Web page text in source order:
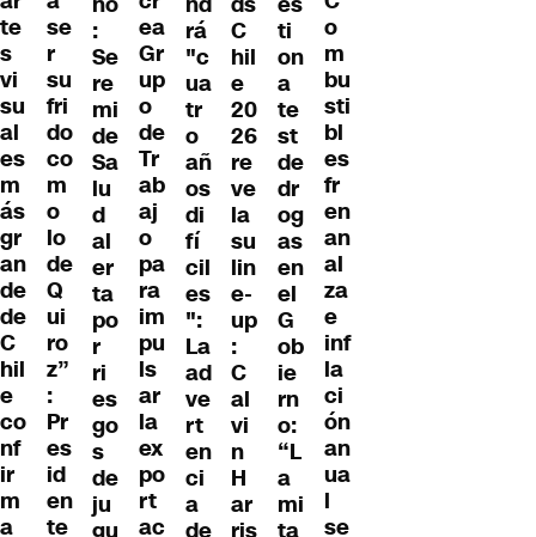
te
s
vi
su
al
es
m
ás
gr
an
de
de
C
hil
e
co
nf
ir
m
a
se
r
su
fri
do
co
m
o
lo
de
Q
ui
ro
z”
:
Pr
es
id
en
te
:
Se
re
mi
de
Sa
lu
d
al
er
ta
po
r
ri
es
go
s
de
ju
gu
ea
Gr
up
o
de
Tr
ab
aj
o
pa
ra
im
pu
ls
ar
la
ex
po
rt
ac
rá
"c
ua
tr
o
añ
os
di
fí
cil
es
":
La
ad
ve
rt
en
ci
a
de
C
hil
e
20
26
re
ve
la
su
lin
e-
up
:
C
al
vi
n
H
ar
ris
ti
on
a
te
st
de
dr
og
as
en
el
G
ob
ie
rn
o:
“L
a
mi
ta
o
m
bu
sti
bl
es
fr
en
an
al
za
e
inf
la
ci
ón
an
ua
l
se